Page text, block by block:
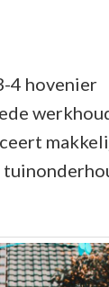
4 hovenier